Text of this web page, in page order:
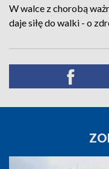
W walce z chorobą
daje siłę do walki - o